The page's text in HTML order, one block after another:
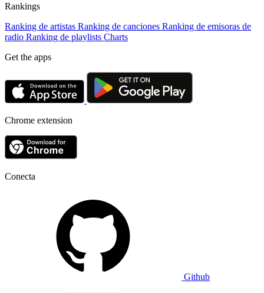
Rankings
Ranking de artistas Ranking de canciones Ranking de emisoras de
radio Ranking de playlists Charts
Get the apps
Chrome extension
Conecta
Github